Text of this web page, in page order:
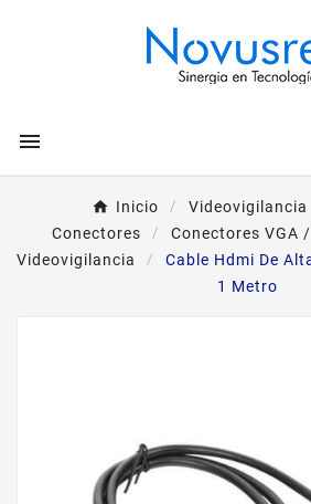

Inicio Videovigilancia
Conectores
Conectores VGA
Videovigilancia
Cable Hdmi De
1 Metro